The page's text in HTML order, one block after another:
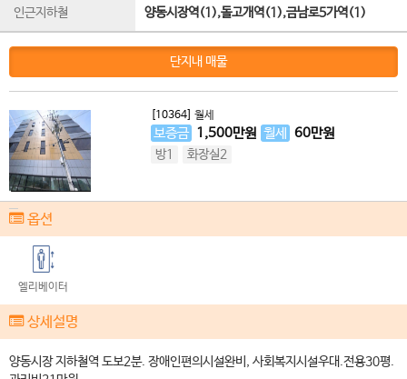
인근지하철 양동시장역(1),돌고개역(1),금남로5가역(1)
단지내 매물
[10364] 월세
보증금 1,500만원 월세 60만원
방1 화장실2
옵션
엘리베이터
상세설명
양동시장 지하철역 도보2분. 장애인편의시설완비, 사회복지시설우대.전용30평.